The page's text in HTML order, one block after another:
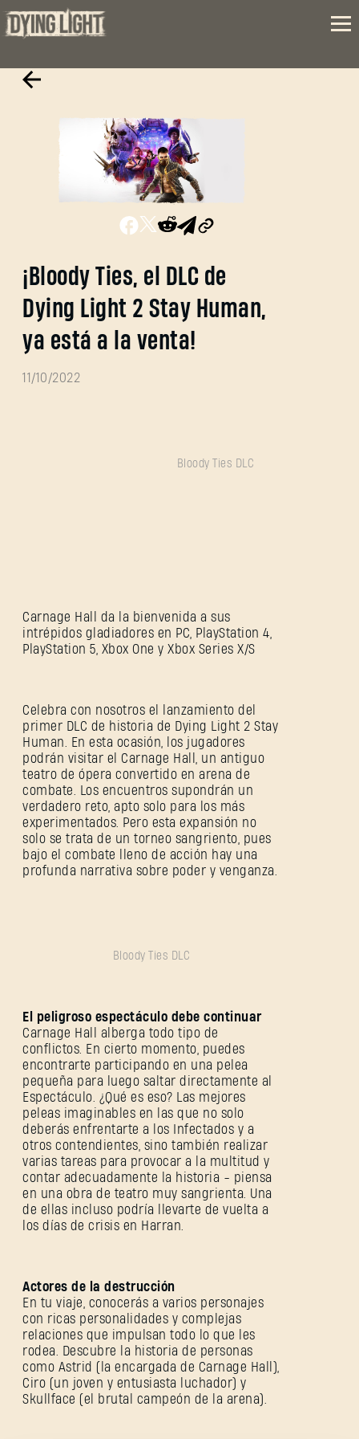
¡Bloody Ties, el DLC de
Dying Light 2 Stay Human,
ya está a la venta!
11/10/2022
Bloody Ties DLC
Carnage Hall da la bienvenida a sus
intrépidos gladiadores en PC, PlayStation 4,
PlayStation 5, Xbox One y Xbox Series X/S
Celebra con nosotros el lanzamiento del
primer DLC de historia de Dying Light 2 Stay
Human. En esta ocasión, los jugadores
podrán visitar el Carnage Hall, un antiguo
teatro de ópera convertido en arena de
combate. Los encuentros supondrán un
verdadero reto, apto solo para los más
experimentados. Pero esta expansión no
solo se trata de un torneo sangriento, pues
bajo el combate lleno de acción hay una
profunda narrativa sobre poder y venganza.
Bloody Ties DLC
El peligroso espectáculo debe continuar
Carnage Hall alberga todo tipo de
conflictos. En cierto momento, puedes
encontrarte participando en una pelea
pequeña para luego saltar directamente al
Espectáculo. ¿Qué es eso? Las mejores
peleas imaginables en las que no solo
deberás enfrentarte a los Infectados y a
otros contendientes, sino también realizar
varias tareas para provocar a la multitud y
contar adecuadamente la historia - piensa
en una obra de teatro muy sangrienta. Una
de ellas incluso podría llevarte de vuelta a
los días de crisis en Harran.
Actores de la destrucción
En tu viaje, conocerás a varios personajes
con ricas personalidades y complejas
relaciones que impulsan todo lo que les
rodea. Descubre la historia de personas
como Astrid (la encargada de Carnage Hall),
Ciro (un joven y entusiasta luchador) y
Skullface (el brutal campeón de la arena).
Dirección de correo electrónico